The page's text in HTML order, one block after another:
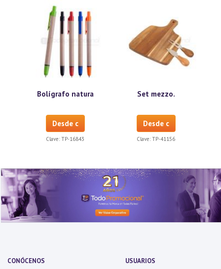
Bolígrafo natura
Desde c
Clave: TP-16843
Set mezzo.
Desde c
Clave: TP-41156
CONÓCENOS USUARIOS